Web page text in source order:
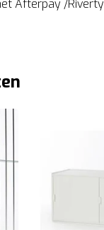
Afterpay /Riverty